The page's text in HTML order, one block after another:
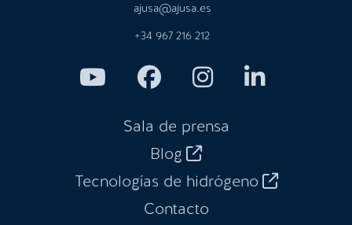
ajusa@ajusa.es
+34 967 216 212
Sala de prensa
Blog
Tecnologías de hidrógeno
Contacto